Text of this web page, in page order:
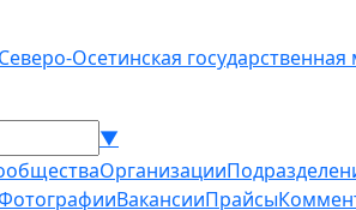
Северо-Осетинская
▼
Организации
ВакансииПрайсы